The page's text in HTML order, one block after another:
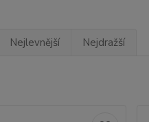
Nejlevnější Nejdražší